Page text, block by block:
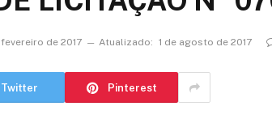
de 2017 Atualizado: 1 de agosto de 2017
Twitter Pinterest